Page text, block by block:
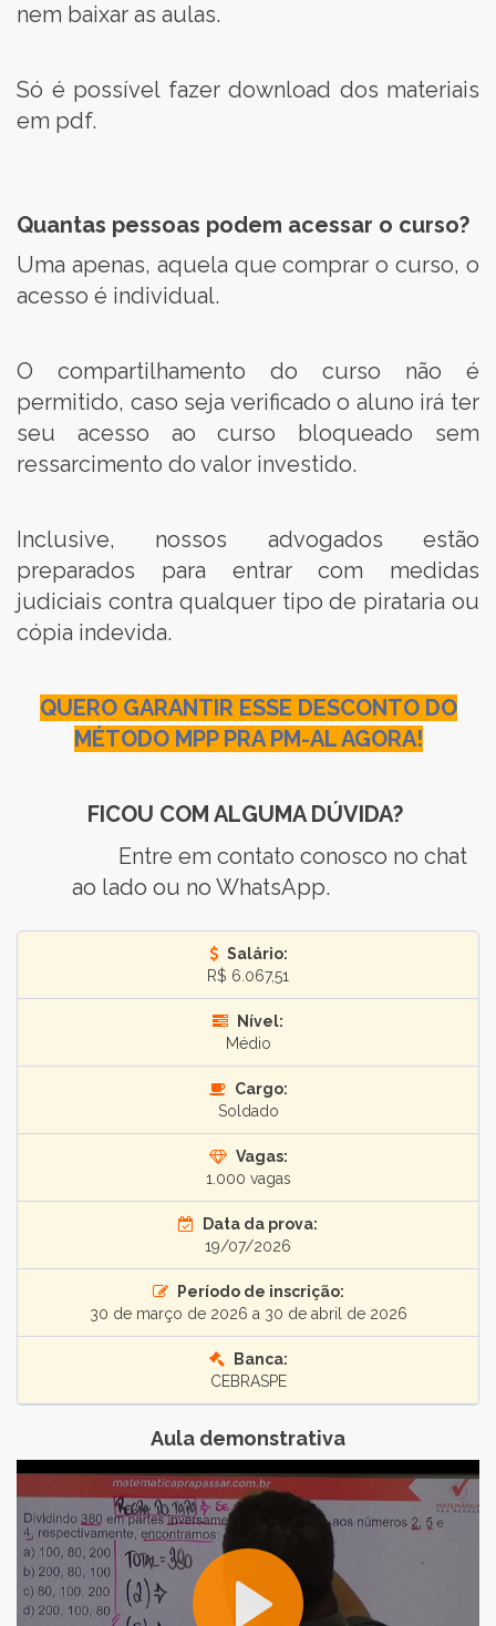
nem baixar as aulas.
Só é possível fazer download dos materiais
em pdf.
Quantas pessoas podem acessar o curso?
Uma apenas, aquela que comprar o curso, o
acesso é individual.
O compartilhamento do curso não é
permitido, caso seja verificado o aluno irá ter
seu acesso ao curso bloqueado sem
ressarcimento do valor investido.
Inclusive, nossos advogados estão
preparados para entrar com medidas
judiciais contra qualquer tipo de pirataria ou
cópia indevida.
QUERO GARANTIR ESSE DESCONTO DO
MÉTODO MPP PRA PM-AL AGORA!
FICOU COM ALGUMA DÚVIDA?
Entre em contato conosco no chat
ao lado ou no WhatsApp.
Salário:
R$ 6.067,51
Nível:
Médio
Cargo:
Soldado
Vagas:
1.000 vagas
Data da prova:
19/07/2026
Período de inscrição:
30 de março de 2026 a 30 de abril de 2026
Banca:
CEBRASPE
Aula demonstrativa